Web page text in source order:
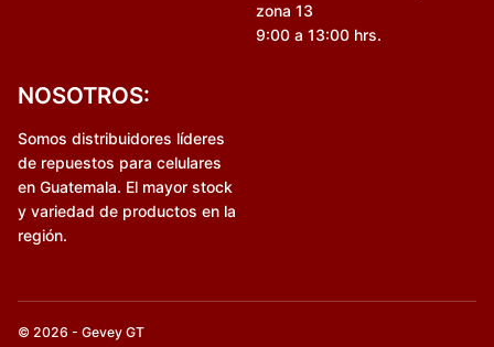
zona 13
9:00 a 13:00 hrs.
NOSOTROS:
Somos distribuidores líderes
de repuestos para celulares
en Guatemala. El mayor stock
y variedad de productos en la
región.
© 2026 - Gevey GT